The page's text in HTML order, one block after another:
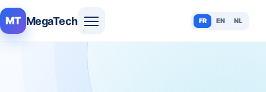
MT MegaTech FR EN NL